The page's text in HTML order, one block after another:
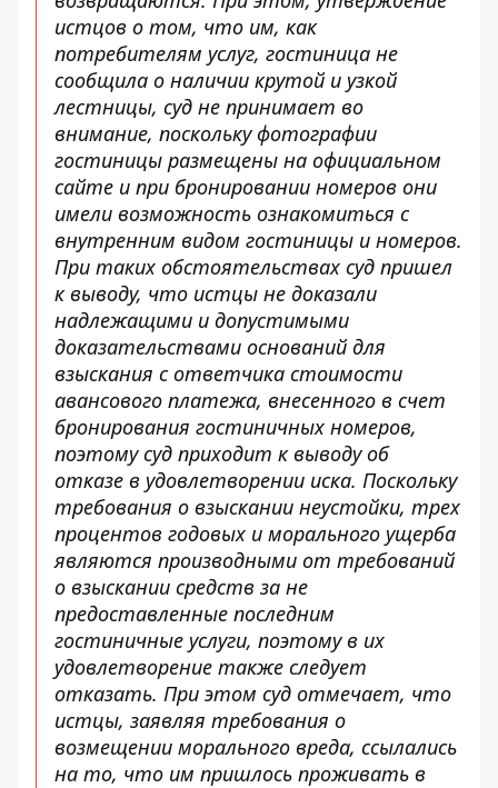
истцов о том, что им, как
потребителям услуг, гостиница не
сообщила о наличии крутой и узкой
лестницы, суд не принимает во
внимание, поскольку фотографии
гостиницы размещены на официальном
сайте и при бронировании номеров они
имели возможность ознакомиться с
внутренним видом гостиницы и номеров.
При таких обстоятельствах суд пришел
к выводу, что истцы не доказали
надлежащими и допустимыми
доказательствами оснований для
взыскания с ответчика стоимости
авансового платежа, внесенного в счет
бронирования гостиничных номеров,
поэтому суд приходит к выводу об
отказе в удовлетворении иска. Поскольку
требования о взыскании неустойки, трех
процентов годовых и морального ущерба
являются производными от требований
о взыскании средств за не
предоставленные последним
гостиничные услуги, поэтому в их
удовлетворение также следует
отказать. При этом суд отмечает, что
истцы, заявляя требования о
возмещении морального вреда, ссылались
на то, что им пришлось проживать в